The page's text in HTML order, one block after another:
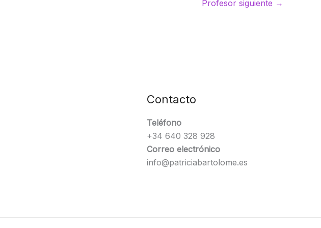
Profesor siguiente →
Contacto
Teléfono
+34 640 328 928
Correo electrónico
info@patriciabartolome.es